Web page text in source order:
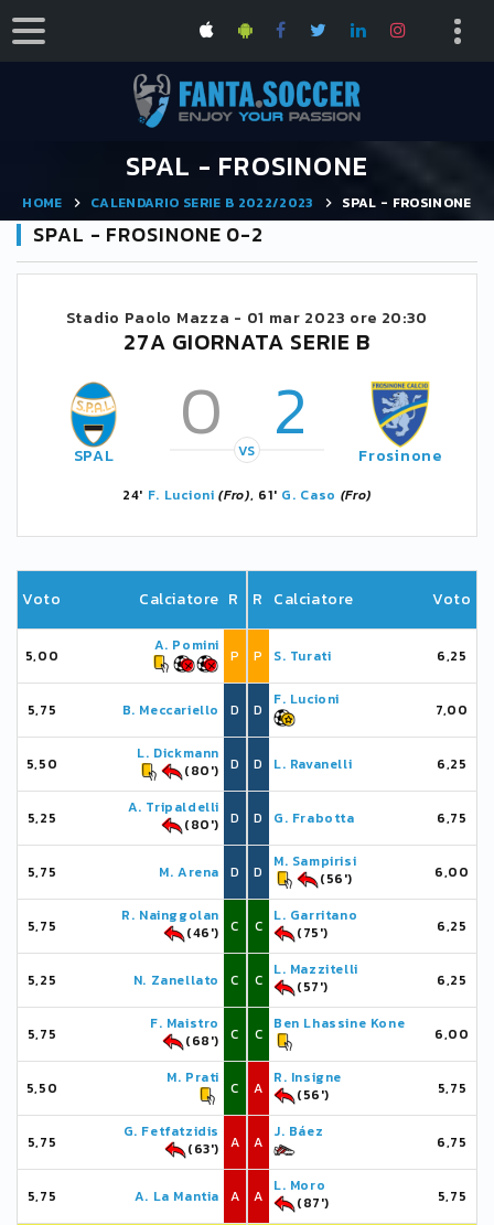
SPAL - FROSINONE
HOME CALENDARIO SERIE B 2022/2023 SPAL - FROSINONE
SPAL - FROSINONE 0-2
Stadio Paolo Mazza - 01 mar 2023 ore 20:30
27A GIORNATA SERIE B
SPAL 0 2
VS Frosinone
24' F. Lucioni (Fro), 61' G. Caso (Fro)
Voto Calciatore R
5,00
A. Pomini
P
5,75 B. Meccariello D
5,50
L. Dickmann
(80')
D
5,25
A. Tripaldelli
(80')
D
5,75 M. Arena D
5,75
R. Nainggolan
(46')
C
5,25 N. Zanellato C
5,75
F. Maistro
(68')
C
5,50
M. Prati
C
5,75
G. Fetfatzidis
(63')
A
5,75 A. La Mantia A
R Calciatore Voto
P S. Turati 6,25
D
F. Lucioni
7,00
D L. Ravanelli 6,25
D G. Frabotta 6,75
D
M. Sampirisi
(56')
6,00
C
L. Garritano
(75')
6,25
C
L. Mazzitelli
(57')
6,25
C
Ben Lhassine Kone
6,00
A
R. Insigne
(56')
5,75
A
J. Báez
6,75
A
L. Moro
(87')
5,75